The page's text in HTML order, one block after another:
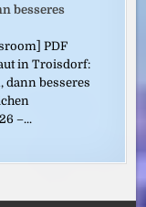
besseres
PDF
in Troisdorf:
dann besseres
–...